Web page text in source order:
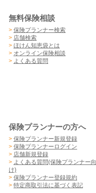
無料保険相談
> 保険プランナー検索
> 店舗検索
> ほけん知恵袋とは
> オンライン保険相談
> よくある質問
保険プランナーの方へ
> 保険プランナー新規登録
> 保険プランナーログイン
> 店舗新規登録
> よくある質問(保険プランナー向
け)
> 保険プランナー登録規約
> 特定商取引法に基づく表記